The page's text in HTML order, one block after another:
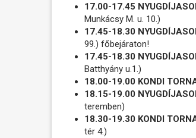
17.00-17.45
Munkácsy M. u. 10.)
17.45-18.30
99.) főbejáraton!
17.45-18.30
Batthyány u.1.)
18.00-19.00 KONDI
18.15-19.00
teremben)
18.30-19.30 KONDI
tér 4.)